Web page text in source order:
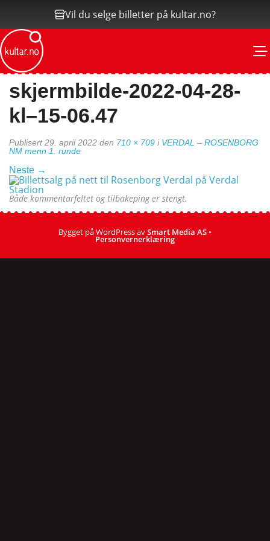
Vil du selge billetter på kultar.no?
skjermbilde-2022-04-28-
kl–15-06.47
Publisert29. april 2022 den 710 × 709 i VERDAL – ROSENBORG
NM menn 1. runde
Neste →
Både kommentarfeltet og tilbakeping er stengt.
Bygget på WordPress avSmart Media AS •
Personvernerklæring